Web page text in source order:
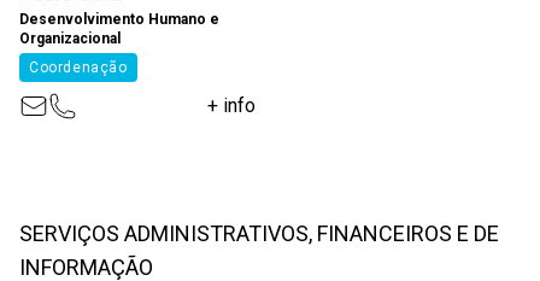
Desenvolvimento Humano e
Organizacional
Coordenação
+ info
SERVIÇOS ADMINISTRATIVOS, FINANCEIROS E DE
INFORMAÇÃO